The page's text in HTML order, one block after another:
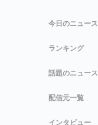
今日のニュース
ランキング
話題のニュース
配信元一覧
インタビュー